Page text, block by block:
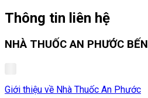
Thông tin liên hệ
NHÀ THUỐC AN PHƯỚC
Giới thiệu về Nhà Thuốc An Phước